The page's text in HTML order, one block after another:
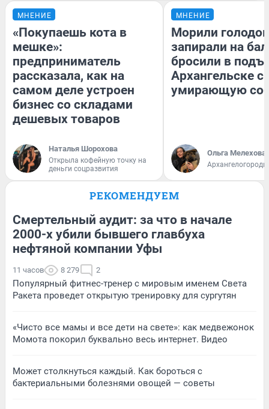
МНЕНИЕ
«Покупаешь кота в
мешке»:
предприниматель
рассказала, как на
самом деле устроен
бизнес со складами
дешевых товаров
Наталья Шорохова
Открыла кофейную точку на
деньги соцразвития
МНЕНИЕ
Морили
запирали на
бросили в
Архангельске
умирающую
Ольга Мелехова
РЕКОМЕНДУЕМ
Смертельный аудит: за что в начале
2000-х убили бывшего главбуха
нефтяной компании Уфы
11 часов 8 279 2
Популярный фитнес-тренер с мировым именем Света
Ракета проведет открытую тренировку для сургутян
«Чисто все мамы и все дети на свете»: как медвежонок
Момота покорил буквально весь интернет. Видео
Может столкнуться каждый. Как бороться с
бактериальными болезнями овощей — советы